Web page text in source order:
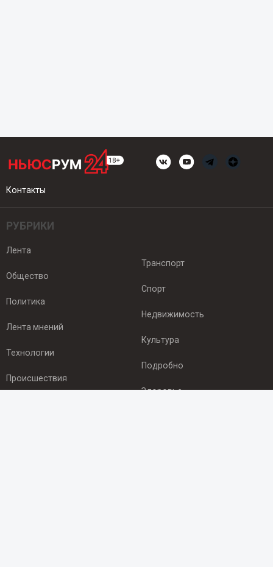
Контакты
РУБРИКИ
Лента
Общество
Политика
Лента мнений
Технологии
Происшествия
Транспорт
Спорт
Недвижимость
Культура
Подробно
Здоровье